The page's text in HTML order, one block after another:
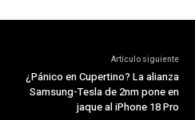
Artículo siguiente
¿Pánico en Cupertino? La alianza
Samsung-Tesla de 2nm pone en
jaque al iPhone 18 Pro